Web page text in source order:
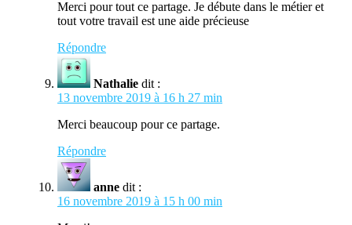
Merci pour tout ce partage. Je débute dans le métier et
tout votre travail est une aide précieuse
Répondre
Nathalie dit :
13 novembre 2019 à 16 h 27 min
Merci beaucoup pour ce partage.
Répondre
anne dit :
16 novembre 2019 à 15 h 00 min